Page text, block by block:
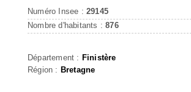
Numéro Insee : 29145
Nombre d'habitants :876
Département : Finistère
Région : Bretagne